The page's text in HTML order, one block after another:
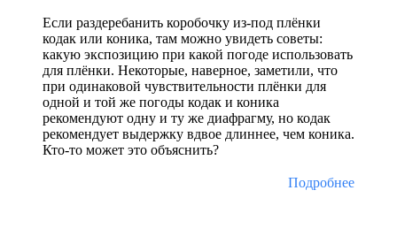
Если раздеребанить коробочку из-под плёнки
кодак или коника, там можно увидеть советы:
какую экспозицию при какой погоде использовать
для плёнки. Некоторые, наверное, заметили, что
при одинаковой чувствительности плёнки для
одной и той же погоды кодак и коника
рекомендуют одну и ту же диафрагму, но кодак
рекомендует выдержку вдвое длиннее, чем коника.
Кто-то может это объяснить?
Подробнее